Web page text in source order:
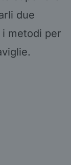
due
metodi per